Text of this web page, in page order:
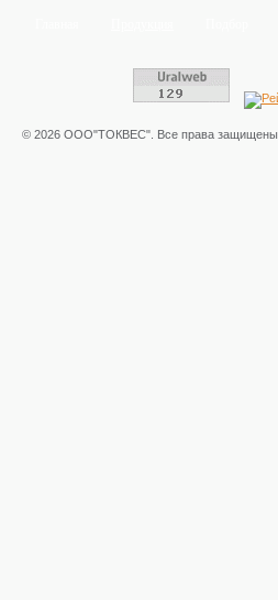
© 2026 ООО"ТОКВЕС". Все права защищены.